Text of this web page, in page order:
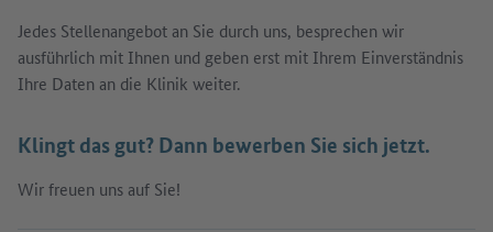
Jedes Stellenangebot an Sie durch uns, besprechen wir
ausführlich mit Ihnen und geben erst mit Ihrem Einverständnis
Ihre Daten an die Klinik weiter.
Klingt das gut? Dann bewerben Sie sich jetzt.
Wir freuen uns auf Sie!